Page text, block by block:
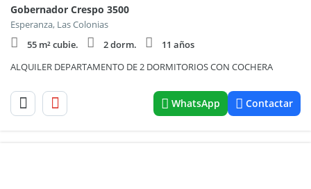
Gobernador Crespo 3500
Esperanza, Las Colonias
55 m² cubie.
2 dorm.
11 años
ALQUILER DEPARTAMENTO DE 2 DORMITORIOS CON COCHERA
WhatsApp Contactar